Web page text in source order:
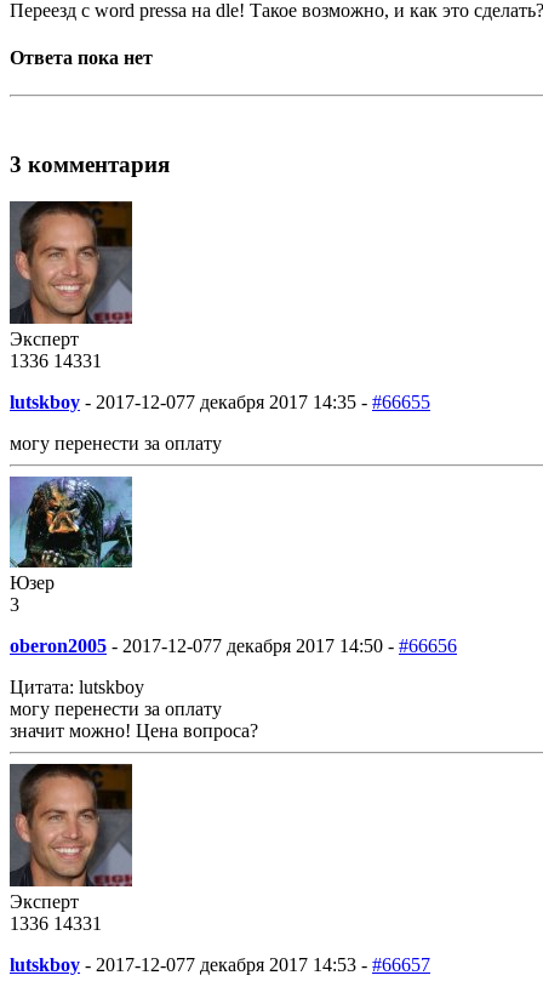
Переезд с word pressa на dle! Такое возможно, и как это
Ответа пока нет
3 комментария
Эксперт
1336 14331
lutskboy - 2017-12-077 декабря 2017 14:35 - #66655
могу перенести за оплату
Юзер
3
oberon2005 - 2017-12-077 декабря 2017 14:50 - #66656
Цитата: lutskboy
могу перенести за оплату
значит можно! Цена вопроса?
Эксперт
1336 14331
lutskboy - 2017-12-077 декабря 2017 14:53 - #66657